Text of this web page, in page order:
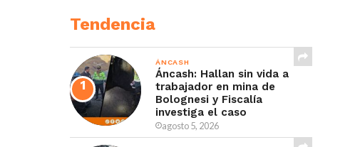
Tendencia
ÁNCASH
Áncash: Hallan sin vida a
trabajador en mina de
Bolognesi y Fiscalía
investiga el caso
agosto 5, 2026